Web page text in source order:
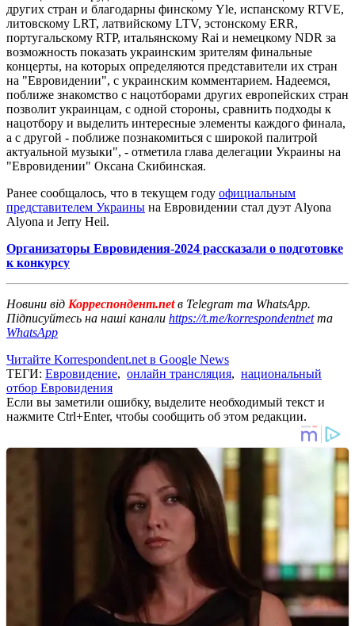
других стран и благодарны финскому Yle, испанскому RTVE,
литовскому LRT, латвийскому LTV, эстонскому ERR,
португальскому RTP, итальянскому Rai и немецкому NDR за
возможность показать украинским зрителям финальные
концерты, на которых определяются представители их стран
на "Евровидении", с украинским комментарием. Надеемся,
поближе знакомство с нацотборами других европейских стран
позволит украинцам, с одной стороны, сравнить подходы к
нацотбору и выделить интересные элементы каждого финала,
а с другой - поближе познакомиться с широкой палитрой
актуальной музыки", - отметила глава делегации Украины на
"Евровидении" Оксана Скибинская.
Ранее сообщалось, что в текущем году официальным
представителем Украины на Евровидении стал дуэт Alyona
Alyona и Jerry Heil.
Организаторы Евровидения-2024 рассказали о подготовке
к конкурсу
Новини від Корреспондент.netв Telegram та WhatsApp.
Підписуйтесь на наші канали https://t.me/korrespondentnetта
WhatsApp
Читайте Korrespondent.net в Google News
ТЕГИ: Евровидение, онлайн трансляция, национальный
отбор Евровидения
Если вы заметили ошибку, выделите необходимый текст и
нажмите Ctrl+Enter, чтобы сообщить об этом редакции.